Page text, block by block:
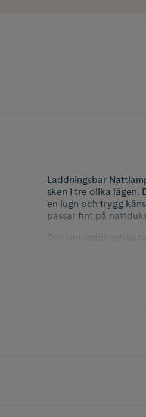
Laddningsbar
sken i tre olika lägen.
en lugn och trygg
passar fint på
Den